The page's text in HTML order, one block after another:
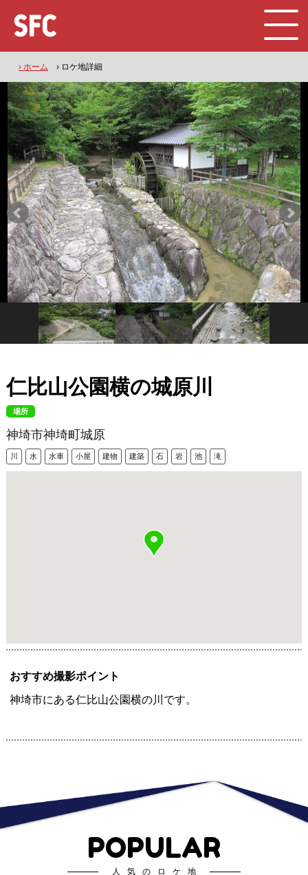
› ホーム › ロケ地詳細
仁比山公園横の城原川
場所
神埼市神埼町城原
川 水 水車 小屋 建物 建築 石 岩 池 滝
おすすめ撮影ポイント
神埼市にある仁比山公園横の川です。
POPULAR
人気のロケ地